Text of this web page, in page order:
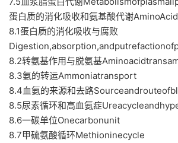
蛋白质的消化吸收和氨基酸代谢
8.1蛋白质的消化吸收与腐败
8.2转氨基作用与脱氨基
8.3氨的转运Ammoniatransport
8.4血氨的来源和去路
8.5尿素循环和高血氨症
8.6一碳单位Onecarbonunit
8.7甲硫氨酸循环Methioninecycle